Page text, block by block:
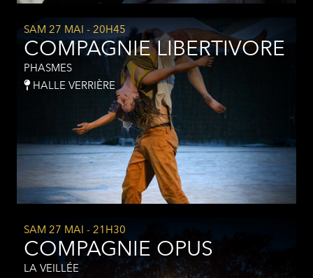
SAM 27 MAI - 20H45
COMPAGNIE LIBERTIVORE
PHASMES
HALLE VERRIÈRE
SAM 27 MAI - 21H30
COMPAGNIE OPUS
LA VEILLÉE